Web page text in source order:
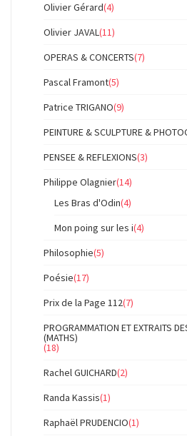
Olivier Gérard(4)
Olivier JAVAL(11)
OPERAS & CONCERTS(7)
Pascal Framont(5)
Patrice TRIGANO(9)
PEINTURE & SCULPTURE &
PENSEE & REFLEXIONS(3)
Philippe Olagnier(14)
Les Bras d'Odin(4)
Mon poing sur les i(4)
Philosophie(5)
Poésie(17)
Prix de la Page 112(7)
PROGRAMMATION ET EXTRAITS
(MATHS)
(18)
Rachel GUICHARD(2)
Randa Kassis(1)
Raphaël PRUDENCIO(1)